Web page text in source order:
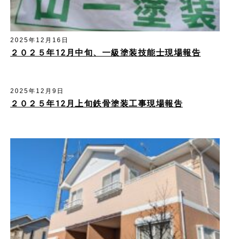
２０２５年12月中旬、一級塗装技能士現場報告
2025年12月16日
２０２５年12月上旬鉄骨塗装工事現場報吿
2025年12月9日